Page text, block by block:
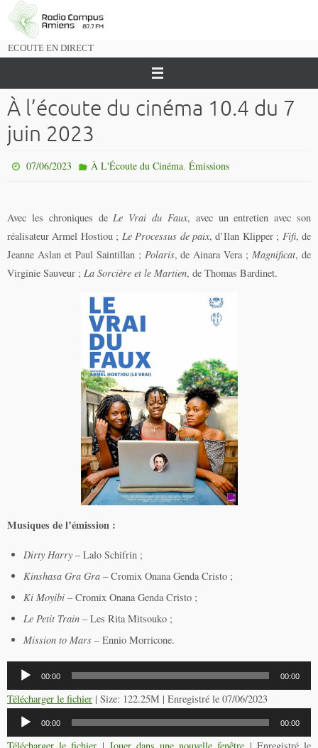
Passer
vers
ECOUTE EN DIRECT
À l’écoute du cinéma 10.4 du 7
juin 2023
07/06/2023 À L'Écoute du Cinéma, Émissions
Avec les chroniques deLe Vrai du Faux, avec un entretien avec son
réalisateur Armel Hostiou ; Le Processus de paix, d’Ilan Klipper ; Fifi, de
Jeanne Aslan et Paul Saintillan ; Polaris, de Ainara Vera ;Magnificat, de
Virginie Sauveur ; La Sorcière et le Martien, de Thomas Bardinet.
Musiques de l’émission :
Dirty Harry – Lalo Schifrin ;
Kinshasa Gra Gra – Cromix Onana Genda Cristo ;
Ki Moyibi – Cromix Onana Genda Cristo ;
Le Petit Train – Les Rita Mitsouko ;
Mission to Mars – Ennio Morricone.
Lecteur
audio
00:00 00:00
Télécharger le fichier | Size: 122.25M | Enregistré le 07/06/2023
Lecteur
audio
00:00 00:00